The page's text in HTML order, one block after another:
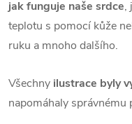
jak funguje naše srdce,
teplotu s pomocí kůže
ruku a mnoho dalšího.
Všechny ilustrace byly
napomáhaly správnému